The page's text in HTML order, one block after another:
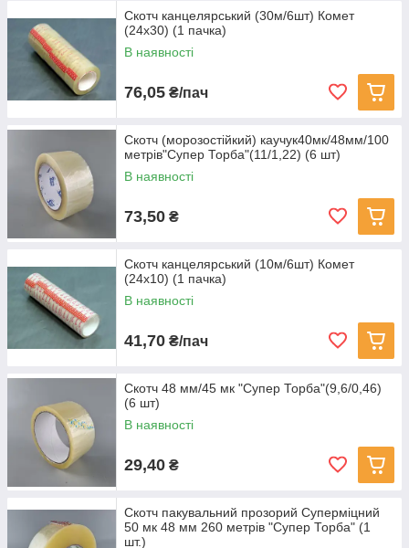
Скотч канцелярський (30м/6шт) Комет
(24х30) (1 пачка)
В наявності
76,05 ₴/пач
Скотч (морозостійкий) каучук40мк/48мм/100
метрів"Супер Торба"(11/1,22) (6 шт)
В наявності
73,50 ₴
Скотч канцелярський (10м/6шт) Комет
(24х10) (1 пачка)
В наявності
41,70 ₴/пач
Скотч 48 мм/45 мк "Супер Торба"(9,6/0,46)
(6 шт)
В наявності
29,40 ₴
Скотч пакувальний прозорий Суперміцний
50 мк 48 мм 260 метрів "Супер Торба" (1
шт.)